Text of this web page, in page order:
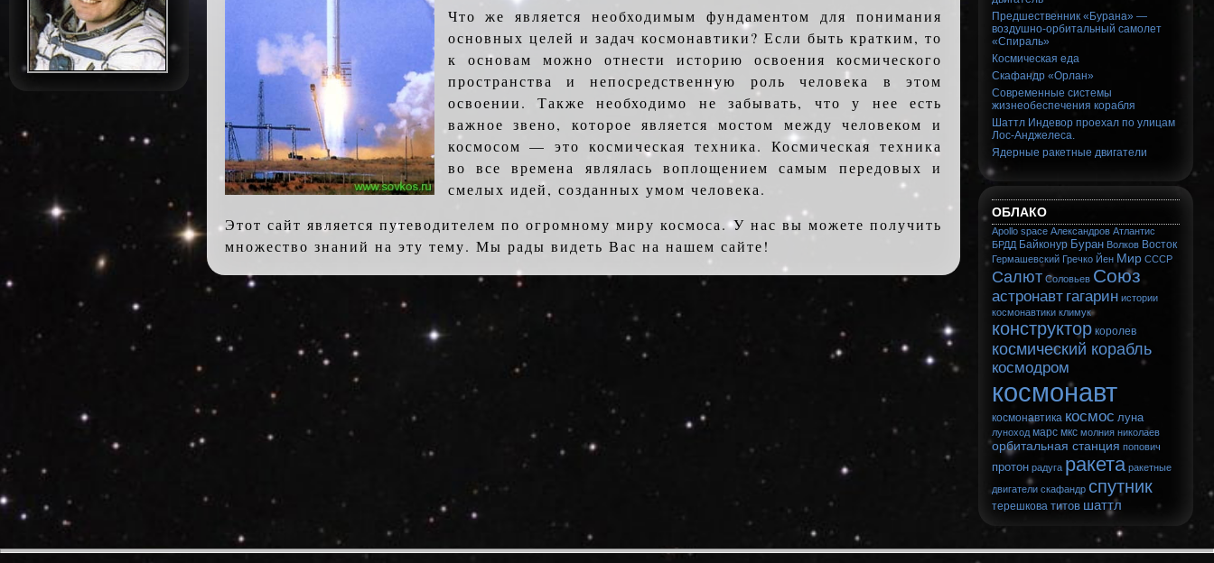
Что же является необходимым фундаментом для понимания
основных целей и задач космонавтики? Если быть кратким, то
к основам можно отнести историю освоения космического
пространства и непосредственную роль человека в этом
освоении. Также необходимо не забывать, что у нее есть
важное звено, которое является мостом между человеком и
космосом — это космическая техника. Космическая техника
во все времена являлась воплощением самым передовых и
смелых идей, созданных умом человека.
Этот сайт является путеводителем по огромному миру космоса. У нас вы можете получить
множество знаний на эту тему. Мы рады видеть Вас на нашем сайте!
Предшественник «Бурана» —
воздушно-орбитальный самолет
«Спираль»
Космическая еда
Скафандр «Орлан»
Современные системы
жизнеобеспечения корабля
Шаттл Индевор проехал по улицам
Лос-Анджелеса.
Ядерные ракетные двигатели
ОБЛАКО
Apollo space Александров Атлантис
БРДД Байконур Буран Волков Восток
Гермашевский Гречко Йен Мир СССР
Салют Соловьев Союз
астронавт гагарин истории
космонавтики климук
конструктор королев
космический корабль
космодром
космонавт
космонавтика космос луна
луноход марс мкс молния николаев
орбитальная станция попович
протон радуга ракета ракетные
двигатели скафандр спутник
терешкова титов шаттл